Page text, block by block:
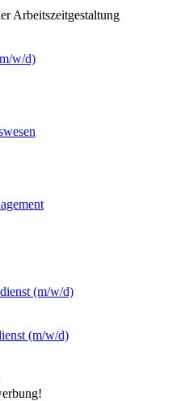
Arbeitszeitgestaltung
w/d)
(m/w/d)
(m/w/d)